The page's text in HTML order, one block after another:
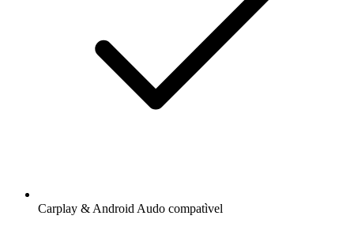
Carplay & Android Audo compatìvel